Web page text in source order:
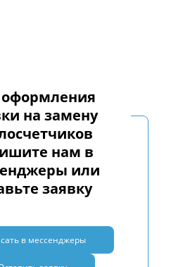
на замену
нам в
или
заявку
в мессенджеры